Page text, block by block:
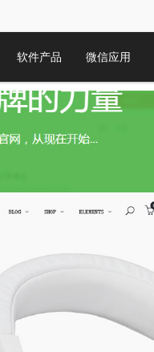
软件产品 微信应用